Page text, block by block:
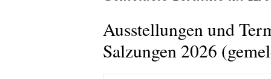
Ausstellungen und
Salzungen 2026